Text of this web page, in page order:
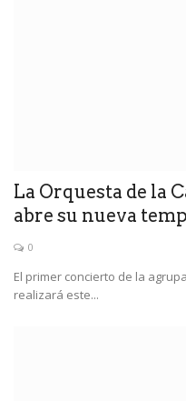
La Orquesta de la
abre su nueva
0
El primer concierto de la
realizará este...